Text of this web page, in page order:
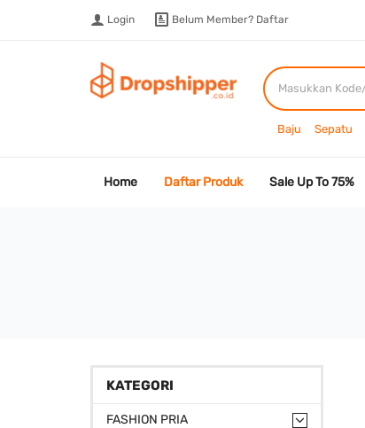
Login Belum Member? Daftar
Baju Sepatu
Home Daftar Produk Sale Up To 75%
KATEGORI
FASHION PRIA